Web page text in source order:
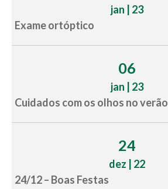
jan | 23
Exame ortóptico
06
jan | 23
Cuidados com os olhos no verão
24
dez | 22
24/12 – Boas Festas